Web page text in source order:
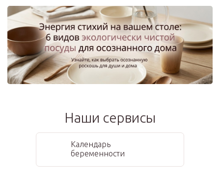
Наши сервисы
Календарь
беременности